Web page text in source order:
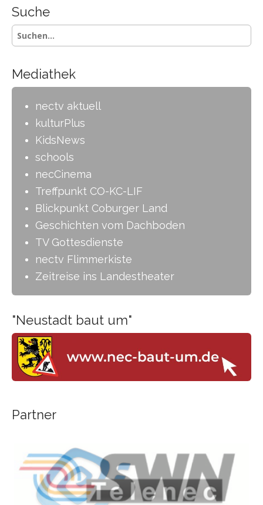
n
a
v
g
a
Suche
S
u
e
n
Mediathek
-
nectv aktuell
kulturPlus
KidsNews
schools
necCinema
Treffpunkt CO-KC-LIF
Blickpunkt Coburger Land
Geschichten vom Dachboden
TV Gottesdienste
nectv Flimmerkiste
Zeitreise ins Landestheater
-
"Neustadt baut um"
Partner